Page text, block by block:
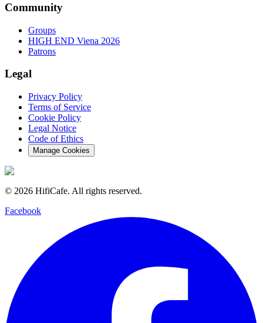
Community
Groups
HIGH END Viena 2026
Patrons
Legal
Privacy Policy
Terms of Service
Cookie Policy
Legal Notice
Code of Ethics
Manage Cookies
© 2026 HifiCafe. All rights reserved.
Facebook